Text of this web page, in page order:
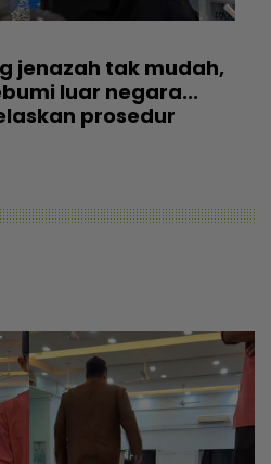
jenazah tak mudah,
luar negara...
prosedur